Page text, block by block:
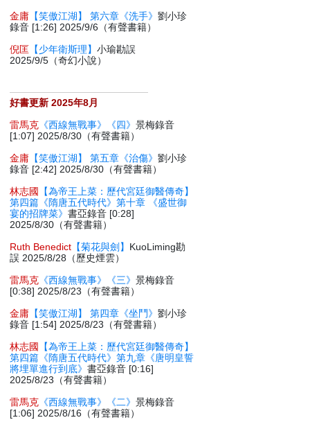
金庸 【笑傲江湖】 第六章《洗手》劉小珍
錄音 [1:26] 2025/9/6（有聲書籍）
倪匡 【少年衛斯理】小瑜勘誤
2025/9/5（奇幻小說）
好書更新 2025年8月
雷馬克 《西線無戰事》《四》景梅錄音
[1:07] 2025/8/30（有聲書籍）
金庸 【笑傲江湖】 第五章《治傷》劉小珍
錄音 [2:42] 2025/8/30（有聲書籍）
林志國
【為帝王上菜：歷代宮廷御醫傳奇】
第四篇《隋唐五代時代》第十章 《盛世御
宴的招牌菜》書亞錄音 [0:28]
2025/8/30（有聲書籍）
Ruth Benedict 【菊花與劍】 KuoLiming勘
誤 2025/8/28（歷史煙雲）
雷馬克 《西線無戰事》《三》景梅錄音
[0:38] 2025/8/23（有聲書籍）
金庸 【笑傲江湖】 第四章《坐鬥》劉小珍
錄音 [1:54] 2025/8/23（有聲書籍）
林志國
【為帝王上菜：歷代宮廷御醫傳奇】
第四篇《隋唐五代時代》第九章《唐明皇誓
將埋單進行到底》書亞錄音 [0:16]
2025/8/23（有聲書籍）
雷馬克 《西線無戰事》《二》景梅錄音
[1:06] 2025/8/16（有聲書籍）